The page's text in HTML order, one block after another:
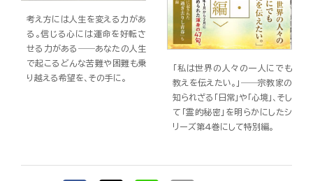
考え方には人生を変える力があ
る。信じる心には運命を好転さ
せる力がある――あなたの人生
で起こるどんな苦難や困難も乗
り越える希望を、その手に。
「私は世界の人々の一人にでも
教えを伝えたい。」――宗教家の
知られざる「日常」や「心境」、そし
て「霊的秘密」を明らかにしたシ
リーズ第4巻にして特別編。